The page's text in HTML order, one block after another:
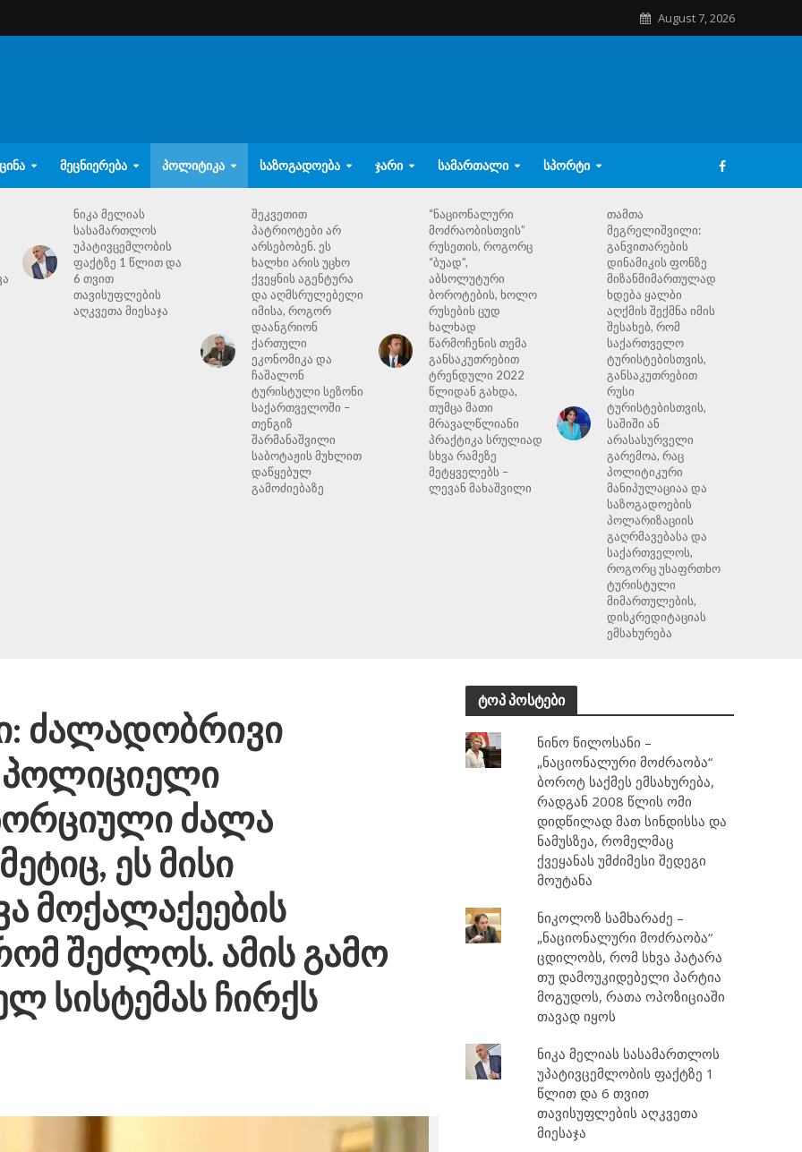
August 7, 2026
ᲛᲔᲪᲜᲘᲔᲠᲔᲑᲐ ᲞᲝᲚᲘᲢᲘᲙᲐ ᲡᲐᲖᲝᲒᲐᲓᲝᲔᲑᲐ ᲯᲐᲠᲘ ᲡᲐᲛᲐᲠᲗᲐᲚᲘ ᲡᲞᲝᲠᲢᲘ
ნიკა მელიას
სასამართლოს
უპატივცემლობის
ფაქტზე 1 წლით და
6 თვით
თავისუფლების
აღკვეთა მიესაჯა
შეკვეთით
პატრიოტები არ
არსებობენ. ეს
ხალხი არის უცხო
ქვეყნის აგენტურა
და აღმსრულებელი
იმისა, როგორ
დაანგრიონ
ქართული
ეკონომიკა და
ჩაშალონ
ტურისტული სეზონი
საქართველოში –
თენგიზ
შარმანაშვილი
საბოტაჟის მუხლით
დაწყებულ
გამოძიებაზე
“ნაციონალური
მოძრაობისთვის”
რუსეთის, როგორც
“ბუად”,
აბსოლუტური
ბოროტების, ხოლო
რუსების ცუდ
ხალხად
წარმოჩენის თემა
განსაკუთრებით
ტრენდული 2022
წლიდან გახდა,
თუმცა მათი
მრავალწლიანი
პრაქტიკა სრულიად
სხვა რამეზე
მეტყველებს –
ლევან მახაშვილი
თამთა
მეგრელიშვილი:
განვითარების
დინამიკის ფონზე
მიზანმიმართულად
ხდება ყალბი
აღქმის შექმნა იმის
შესახებ, რომ
საქართველო
ტურისტებისთვის,
განსაკუთრებით
რუსი
ტურისტებისთვის,
საშიში ან
არასასურველი
გარემოა, რაც
პოლიტიკური
მანიპულაციაა და
საზოგადოების
პოლარიზაციის
გაღრმავებასა და
საქართველოს,
როგორც უსაფრთხო
ტურისტული
მიმართულების,
დისკრედიტაციას
ემსახურება
ძალადობრივი
პოლიციელი
ძალა
ეს მისი
მოქალაქეების
შეძლოს. ამის გამო
სისტემას ჩირქს
ტოპ პოსტები
ნინო წილოსანი –
„ნაციონალური მოძრაობა“
ბოროტ საქმეს ემსახურება,
რადგან 2008 წლის ომი
დიდწილად მათ სინდისსა და
ნამუსზეა, რომელმაც
ქვეყანას უმძიმესი შედეგი
მოუტანა
ნიკოლოზ სამხარაძე –
„ნაციონალური მოძრაობა“
ცდილობს, რომ სხვა პატარა
თუ დამოუკიდებელი პარტია
მოგუდოს, რათა ოპოზიციაში
თავად იყოს
ნიკა მელიას სასამართლოს
უპატივცემლობის ფაქტზე 1
წლით და 6 თვით
თავისუფლების აღკვეთა
მიესაჯა